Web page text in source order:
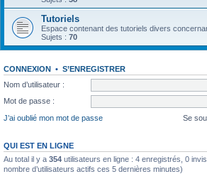
Tutoriels
Espace contenant des tutoriels divers
Sujets : 70
CONNEXION • S’ENREGISTRER
Nom d’utilisateur :
Mot de passe :
J’ai oublié mon mot de passe
Se
QUI EST EN LIGNE
Au total il y a 354 utilisateurs en ligne : 4 enregistrés, 0
nombre d’utilisateurs actifs ces 5 dernières minutes)